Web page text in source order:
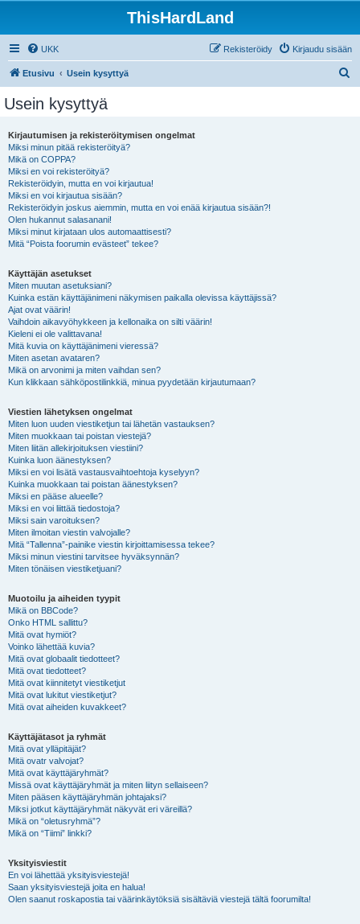
ThisHardLand
UKK Kirjaudu sisään
Rekisteröidy
Etusivu Usein kysyttyä
Usein kysyttyä
Kirjautumisen ja rekisteröitymisen ongelmat
Miksi minun pitää rekisteröityä?
Mikä on COPPA?
Miksi en voi rekisteröityä?
Rekisteröidyin, mutta en voi kirjautua!
Miksi en voi kirjautua sisään?
Rekisteröidyin joskus aiemmin, mutta en voi enää kirjautua sisään?!
Olen hukannut salasanani!
Miksi minut kirjataan ulos automaattisesti?
Mitä “Poista foorumin evästeet” tekee?
Käyttäjän asetukset
Miten muutan asetuksiani?
Kuinka estän käyttäjänimeni näkymisen paikalla olevissa käyttäjissä?
Ajat ovat väärin!
Vaihdoin aikavyöhykkeen ja kellonaika on silti väärin!
Kieleni ei ole valittavana!
Mitä kuvia on käyttäjänimeni vieressä?
Miten asetan avataren?
Mikä on arvonimi ja miten vaihdan sen?
Kun klikkaan sähköpostilinkkiä, minua pyydetään kirjautumaan?
Viestien lähetyksen ongelmat
Miten luon uuden viestiketjun tai lähetän vastauksen?
Miten muokkaan tai poistan viestejä?
Miten liitän allekirjoituksen viestiini?
Kuinka luon äänestyksen?
Miksi en voi lisätä vastausvaihtoehtoja kyselyyn?
Kuinka muokkaan tai poistan äänestyksen?
Miksi en pääse alueelle?
Miksi en voi liittää tiedostoja?
Miksi sain varoituksen?
Miten ilmoitan viestin valvojalle?
Mitä “Tallenna”-painike viestin kirjoittamisessa tekee?
Miksi minun viestini tarvitsee hyväksynnän?
Miten tönäisen viestiketjuani?
Muotoilu ja aiheiden tyypit
Mikä on BBCode?
Onko HTML sallittu?
Mitä ovat hymiöt?
Voinko lähettää kuvia?
Mitä ovat globaalit tiedotteet?
Mitä ovat tiedotteet?
Mitä ovat kiinnitetyt viestiketjut
Mitä ovat lukitut viestiketjut?
Mitä ovat aiheiden kuvakkeet?
Käyttäjätasot ja ryhmät
Mitä ovat ylläpitäjät?
Mitä ovatr valvojat?
Mitä ovat käyttäjäryhmät?
Missä ovat käyttäjäryhmät ja miten liityn sellaiseen?
Miten pääsen käyttäjäryhmän johtajaksi?
Miksi jotkut käyttäjäryhmät näkyvät eri väreillä?
Mikä on “oletusryhmä”?
Mikä on “Tiimi” linkki?
Yksityisviestit
En voi lähettää yksityisviestejä!
Saan yksityisviestejä joita en halua!
Olen saanut roskapostia tai väärinkäytöksiä sisältäviä viestejä tältä foorumilta!